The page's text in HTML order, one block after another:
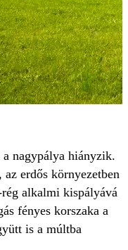
nagypálya hiányzik.
erdős környezetben
rég alkalmi kispályává
fényes korszaka a
is a múltba